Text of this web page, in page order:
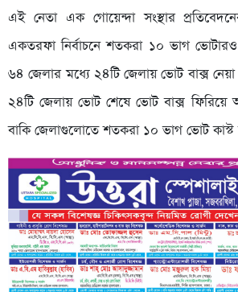
এই নেতা এক গোয়েন্দা সংস্থার
একতরফা নির্বাচনে শতকরা ১০ ভাগ ভোটারও
৬৪ জেলার মধ্যে ২৪টি জেলায় ভোট বাক্স
২৪টি জেলায় ভোট শেষে ভোট বাক্স
বাকি জেলাগুলোতে শতকরা ১০ ভাগ ভোট কাস্ট